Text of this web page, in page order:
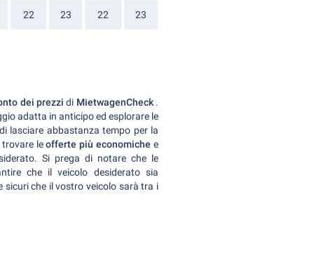
22 23 22 23
dei prezzidi MietwagenCheck .
adatta in anticipo ed esplorare le
lasciare abbastanza tempo per la
trovare leofferte più economichee
Si prega di notare che le
che il veicolo desiderato sia
sicuri che il vostro veicolo sarà tra i